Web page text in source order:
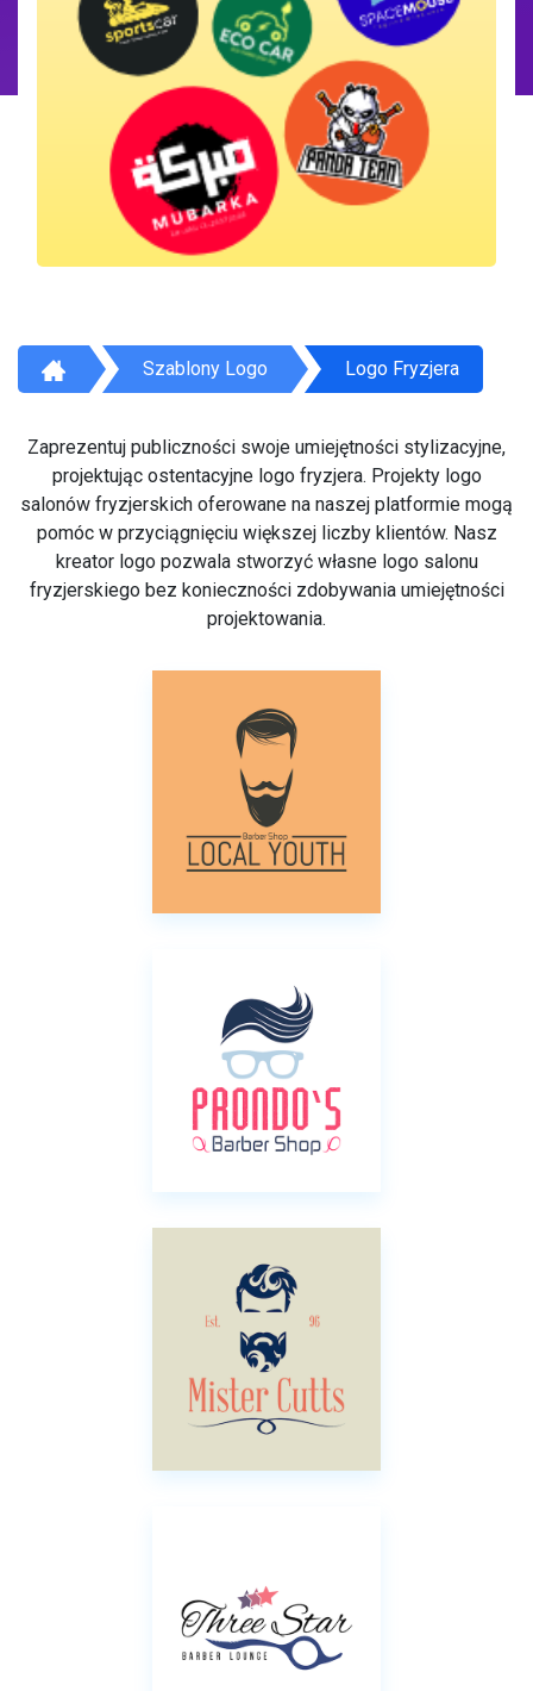
Szablony Logo Logo Fryzjera
Zaprezentuj publiczności swoje umiejętności stylizacyjne,
projektując ostentacyjne logo fryzjera. Projekty logo
salonów fryzjerskich oferowane na naszej platformie mogą
pomóc w przyciągnięciu większej liczby klientów. Nasz
kreator logo pozwala stworzyć własne logo salonu
fryzjerskiego bez konieczności zdobywania umiejętności
projektowania.